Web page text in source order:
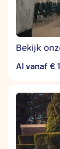
Bekijk
Al vanaf €